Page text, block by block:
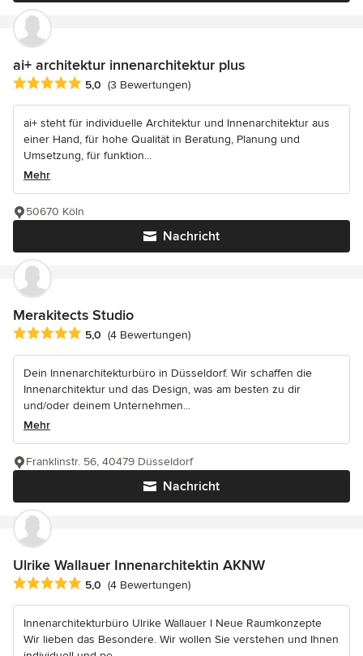
ai+ architektur innenarchitektur plus
Durchschnittliche Bewertung: 5 von 5 Sternen
5,0 (3 Bewertungen)
ai+ steht für individuelle Architektur und Innenarchitektur aus
einer Hand, für hohe Qualität in Beratung, Planung und
Umsetzung, für funktion...
Mehr
Nachricht
50670 Köln
Merakitects Studio
Durchschnittliche Bewertung: 5 von 5 Sternen
5,0 (4 Bewertungen)
Dein Innenarchitekturbüro in Düsseldorf. Wir schaffen die
Innenarchitektur und das Design, was am besten zu dir
und/oder deinem Unternehmen...
Mehr
Nachricht
Franklinstr. 56, 40479 Düsseldorf
Ulrike Wallauer Innenarchitektin AKNW
Durchschnittliche Bewertung: 5 von 5 Sternen
5,0 (4 Bewertungen)
Innenarchitekturbüro Ulrike Wallauer I Neue Raumkonzepte
Wir lieben das Besondere. Wir wollen Sie verstehen und Ihnen